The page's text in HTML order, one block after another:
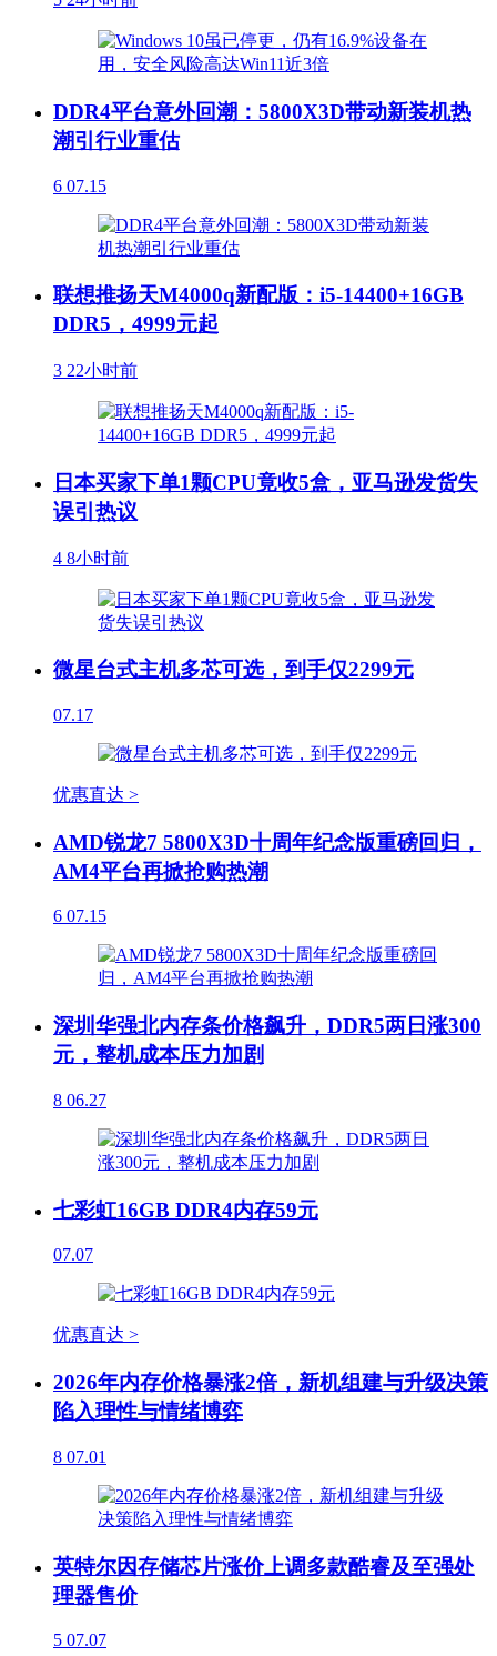
DDR4平台意外回潮：5800X3D带动新装机热
潮引行业重估
6 07.15
联想推扬天M4000q新配版：i5-14400+16GB
DDR5，4999元起
3 22小时前
日本买家下单1颗CPU竟收5盒，亚马逊发货失
误引热议
4 8小时前
微星台式主机多芯可选，到手仅2299元
07.17
优惠直达 >
AMD锐龙7 5800X3D十周年纪念版重磅回归，
AM4平台再掀抢购热潮
6 07.15
深圳华强北内存条价格飙升，DDR5两日涨300
元，整机成本压力加剧
8 06.27
七彩虹16GB DDR4内存59元
07.07
优惠直达 >
2026年内存价格暴涨2倍，新机组建与升级决策
陷入理性与情绪博弈
8 07.01
英特尔因存储芯片涨价上调多款酷睿及至强处
理器售价
5 07.07